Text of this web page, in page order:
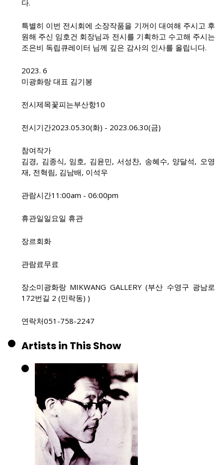
다.
특별히 이번 전시회에 소장작품을 기꺼이 대여해 주시고 후
원해 주신 임호건 회장님과 전시를 기획하고 수고해 주시는
조은비 독립큐레이터 님께 깊은 감사의 인사를 올립니다.
2023. 6
미광화랑 대표 김기봉
전시제목꽃피는부산항10
전시기간2023.05.30(화) - 2023.06.30(금)
참여작가
김경, 김종식, 임호, 김윤민, 서성찬, 송혜수, 양달석, 오영
재, 전혁림, 김남배, 이석우
관람시간11:00am - 06:00pm
휴관일일요일 휴관
장르회화
관람료무료
장소미광화랑 MIKWANG GALLERY (부산 수영구 광남로
172번길 2 (민락동) )
연락처051-758-2247
Artists in This Show